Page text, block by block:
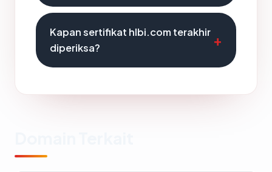
Kapan sertifikat hlbi.com terakhir
diperiksa?